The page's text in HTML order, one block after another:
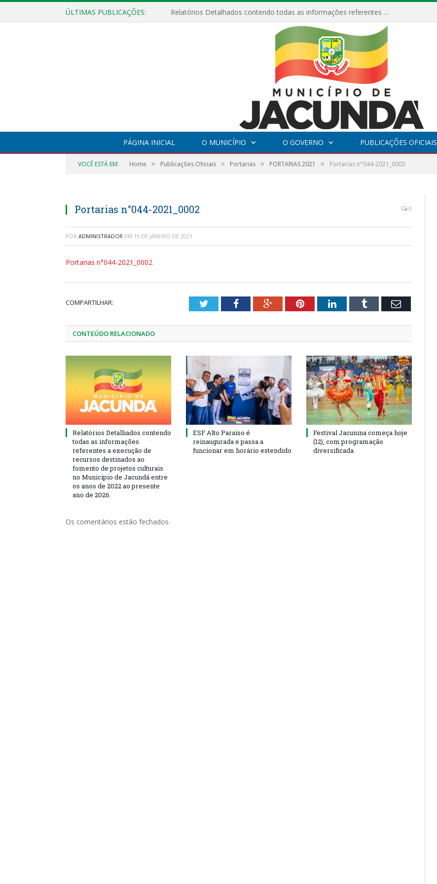
ÚLTIMAS PUBLICAÇÕES: Relatórios Detalhados contendo todas as informações referentes a execução de recursos destinados ao fomento de projetos culturais no Município de Jacundá entre os anos de 2022 ao presente ano de 2026.
PÁGINA INICIAL O MUNICÍPIO O GOVERNO PUBLICAÇÕES OFICIAIS
VOCÊ ESTÁ EM: Home » Publicações Oficiais » Portarias » PORTARIAS 2021 » Portarias n°044-2021_0002
Portarias n°044-2021_0002 0
POR ADMINISTRADOR EM 19 DE JANEIRO DE 2021
Portarias n°044-2021_0002
COMPARTILHAR: TwitterFacebookGoogle+PinterestLinkedInTumblr Email
CONTEÚDO RELACIONADO
Relatórios Detalhados contendo
todas as informações
referentes a execução de
recursos destinados ao
fomento de projetos culturais
no Município de Jacundá entre
os anos de 2022 ao presente
ano de 2026.
ESF Alto Paraíso é
reinaugurada e passa a
funcionar em horário estendido
Festival Jacunina começa hoje
(12), com programação
diversificada
Os comentários estão fechados.